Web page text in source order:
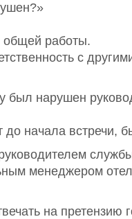
общей работы.
с
был нарушен
начала встречи,
менеджером
на претензию